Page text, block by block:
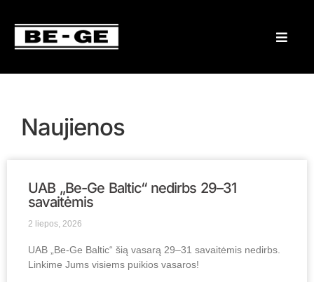
Naujienos
UAB „Be-Ge Baltic“ nedirbs 29–31
savaitėmis
2 liepos, 2026
UAB „Be-Ge Baltic“ šią vasarą 29–31 savaitėmis nedirbs.
Linkime Jums visiems puikios vasaros!